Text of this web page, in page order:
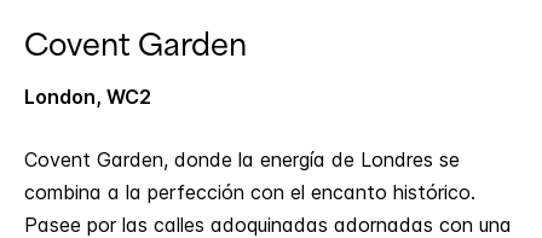
Covent Garden
London, WC2
Covent Garden, donde la energía de Londres se
combina a la perfección con el encanto histórico.
Pasee por las calles adoquinadas adornadas con una